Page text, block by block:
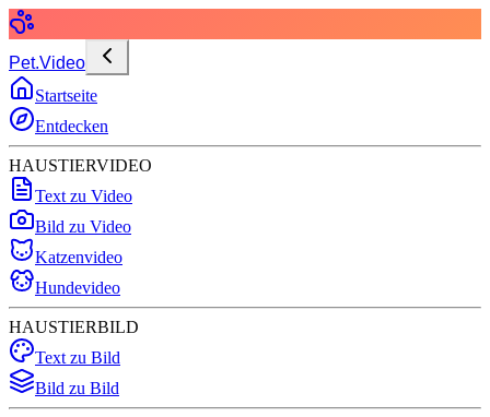
Pet.Video
Startseite
Entdecken
HAUSTIERVIDEO
Text zu Video
Bild zu Video
Katzenvideo
Hundevideo
HAUSTIERBILD
Text zu Bild
Bild zu Bild